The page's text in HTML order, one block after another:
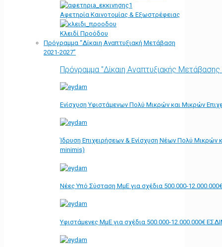
Αφετηρία Kαινοτομίας & Εξωστρέφειας
Κλειδί Προόδου
Πρόγραμμα “Δίκαιη Αναπτυξιακή Μετάβαση
2021-2027”
Πρόγραμμα "Δίκαιη Αναπτυξιακής
Ενίσχυση Υφιστάμενων Πολύ Μικρών και Μικρών
Ίδρυση Επιχειρήσεων & Ενίσχυση Νέων Πολύ Μικρών
minimis)
Νέες Υπό Σύσταση ΜμΕ για σχέδια 500.000-
Υφιστάμενες ΜμΕ για σχέδια 500.000-12.000.000€